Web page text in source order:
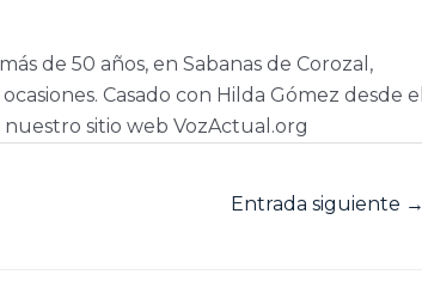
de 50 años, en Sabanas de Corozal,
Casado con Hilda Gómez desde el
sitio web VozActual.org
Entrada siguiente →